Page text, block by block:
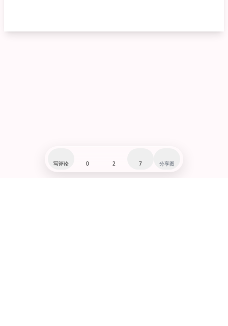
写评论 0 2 7 分享图